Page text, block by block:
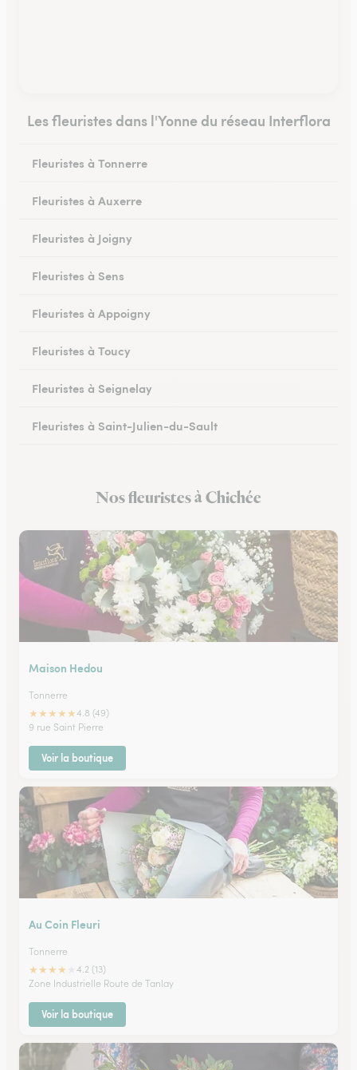
Les fleuristes dans l'Yonne du réseau Interflora
Fleuristes à Tonnerre
Fleuristes à Auxerre
Fleuristes à Joigny
Fleuristes à Sens
Fleuristes à Appoigny
Fleuristes à Toucy
Fleuristes à Seignelay
Fleuristes à Saint-Julien-du-Sault
Fleuristes à MonéteauNos fleuristes à Chichée
Maison Hedou
Tonnerre
★★★★★4.8 (49)
9 rue Saint Pierre
Voir la boutique
Au Coin Fleuri
Tonnerre
★★★★
4.2 (13)
Zone Industrielle Route de Tanlay
Voir la boutique